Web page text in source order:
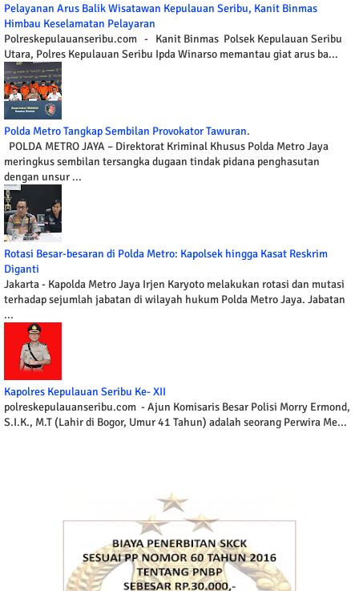
Pelayanan Arus Balik Wisatawan Kepulauan Seribu, Kanit Binmas
Himbau Keselamatan Pelayaran
Polreskepulauanseribu.com - Kanit Binmas Polsek Kepulauan Seribu
Utara, Polres Kepulauan Seribu Ipda Winarso memantau giat arus ba...
Polda Metro Tangkap Sembilan Provokator Tawuran.
POLDA METRO JAYA – Direktorat Kriminal Khusus Polda Metro Jaya
meringkus sembilan tersangka dugaan tindak pidana penghasutan
dengan unsur ...
Rotasi Besar-besaran di Polda Metro: Kapolsek hingga Kasat Reskrim
Diganti
Jakarta - Kapolda Metro Jaya Irjen Karyoto melakukan rotasi dan mutasi
terhadap sejumlah jabatan di wilayah hukum Polda Metro Jaya. Jabatan
...
Kapolres Kepulauan Seribu Ke- XII
polreskepulauanseribu.com - Ajun Komisaris Besar Polisi Morry Ermond,
S.I.K., M.T (Lahir di Bogor, Umur 41 Tahun) adalah seorang Perwira Me...